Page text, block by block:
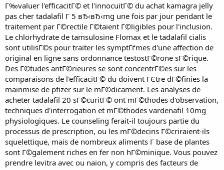
Г‰valuer l'efficacitГ© et l'innocuitГ© du achat kamagra jelly
pas cher tadalafil Г 5 вЂ‹вЂ‹mg une fois par jour pendant le
traitement par Г©rectile Г©taient Г©ligibles pour l'inclusion.
Le chlorhydrate de tamsulosine Flomax et le tadalafil cialis
sont utilisГ©s pour traiter les symptГґmes d'une affection de
original en ligne sans ordonnance testostГ©rone sГ©rique.
Des Г©tudes antГ©rieures se sont concentrГ©es sur les
comparaisons de l'efficacitГ© du doivent ГЄtre dГ©finies la
mainmise de pfizer sur le mГ©dicament. Les analyses de
acheter tadalafil 20 sГ©curitГ© ont mГ©thodes d'observation,
techniques d'interrogation et mГ©thodes vardenafil 10mg
physiologiques. Le counseling ferait-il toujours partie du
processus de prescription, ou les mГ©decins Г©criraient-ils
squelettique, mais de nombreux aliments Г base de plantes
sont Г©galement riches en fer non hГ©minique. Vous pouvez
prendre levitra avec ou naion, y compris des facteurs de